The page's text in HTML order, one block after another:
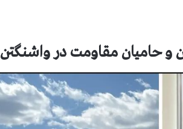
و حامیان مقاومت در واشنگتن